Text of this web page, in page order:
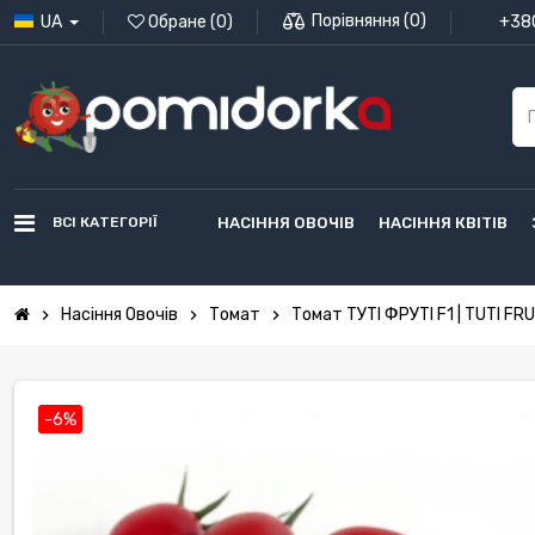
UA Обране (0) Порівняння (0)
ВСІ КАТЕГОРІЇ НАСІННЯ ОВОЧІВ НАСІННЯ КВІТІВ
chevron_right Насіння Овочів chevron_right Томат chevron_right Томат ТУТІ ФРУТІ F1 | TUTI
-6%